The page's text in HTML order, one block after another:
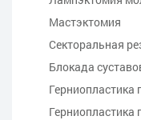
Мастэктомия
Секторальная
Блокада